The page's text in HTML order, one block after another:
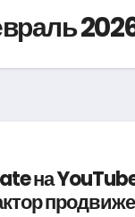
на